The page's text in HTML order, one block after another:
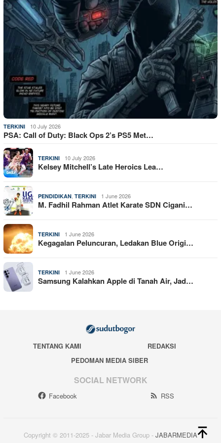
TERKINI 10 July 2026
PSA: Call of Duty: Black Ops 2’s PS5 Met…
TERKINI 10 July 2026
Kelsey Mitchell’s Late Heroics Lea…
PENDIDIKAN TERKINI 1 June 2026
M. Fadhil Rahman Atlet Karate SDN Cigani…
TERKINI 1 June 2026
Kegagalan Peluncuran, Ledakan Blue Origi…
TERKINI 1 June 2026
Samsung Kalahkan Apple di Tanah Air, Jad…
TENTANG KAMI
REDAKSI
PEDOMAN MEDIA SIBER
SOCIAL NETWORK
Facebook RSS
Copyright © 2011-2025 - Jabar Media Group - JABARMEDIA